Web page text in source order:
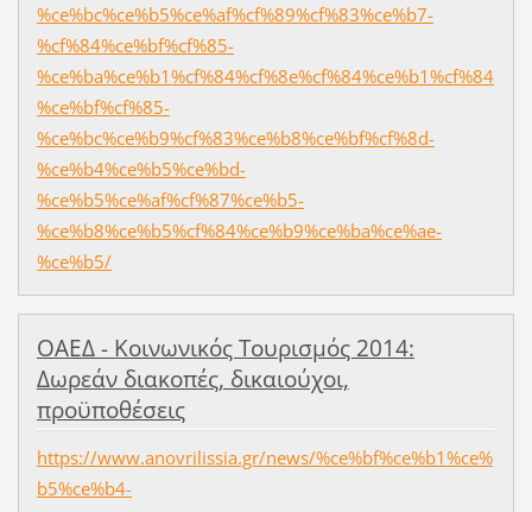
%ce%bc%ce%b5%ce%af%cf%89%cf%83%ce%b7-
%cf%84%ce%bf%cf%85-
%ce%ba%ce%b1%cf%84%cf%8e%cf%84%ce%b1%cf%84
%ce%bf%cf%85-
%ce%bc%ce%b9%cf%83%ce%b8%ce%bf%cf%8d-
%ce%b4%ce%b5%ce%bd-
%ce%b5%ce%af%cf%87%ce%b5-
%ce%b8%ce%b5%cf%84%ce%b9%ce%ba%ce%ae-
%ce%b5/
ΟΑΕΔ - Κοινωνικός Τουρισμός 2014:
Δωρεάν διακοπές, δικαιούχοι,
προϋποθέσεις
https://www.anovrilissia.gr/news/%ce%bf%ce%b1%ce%
b5%ce%b4-